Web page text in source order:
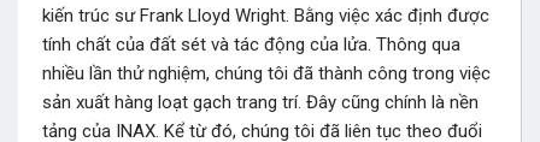
kiến trúc sư Frank Lloyd Wright. Bằng việc xác định được
tính chất của đất sét và tác động của lửa. Thông qua
nhiều lần thử nghiệm, chúng tôi đã thành công trong việc
sản xuất hàng loạt gạch trang trí. Đây cũng chính là nền
tảng của INAX. Kể từ đó, chúng tôi đã liên tục theo đuổi